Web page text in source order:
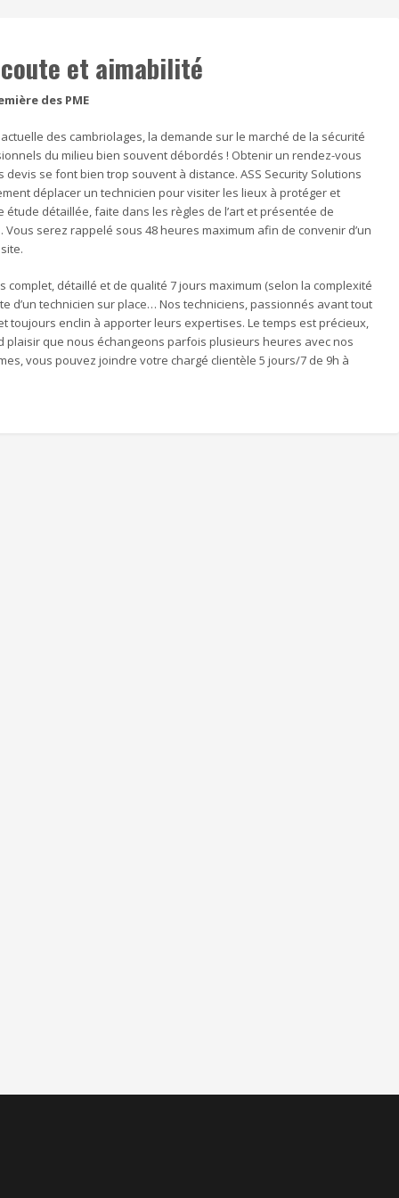
et aimabilité
des PME
des cambriolages, la demande sur le marché de la sécurité
du milieu bien souvent débordés ! Obtenir un rendez-vous
se font bien trop souvent à distance. ASS Security Solutions
déplacer un technicien pour visiter les lieux à protéger et
détaillée, faite dans les règles de l’art et présentée de
serez rappelé sous 48 heures maximum afin de convenir d’un
complet, détaillé et de qualité 7 jours maximum (selon la complexité
d’un technicien sur place… Nos techniciens, passionnés avant tout
toujours enclin à apporter leurs expertises. Le temps est précieux,
plaisir que nous échangeons parfois plusieurs heures avec nos
vous pouvez joindre votre chargé clientèle 5 jours/7 de 9h à